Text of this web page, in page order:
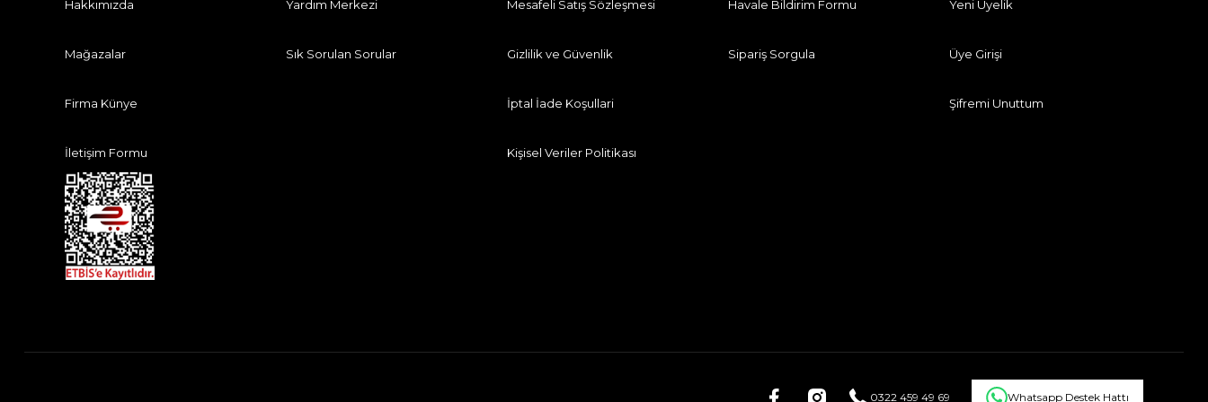
Hakkımızda
Mağazalar
Firma Künye
İletişim Formu
Yardım Merkezi
Sık Sorulan Sorular
Mesafeli Satış Sözleşmesi
Gizlilik ve Güvenlik
İptal İade Koşullari
Kişisel Veriler Politikası
Havale Bildirim Formu
Sipariş Sorgula
Yeni Üyelik
Üye Girişi
Şifremi Unuttum
0322 459 49 69 Whatsapp Destek Hattı